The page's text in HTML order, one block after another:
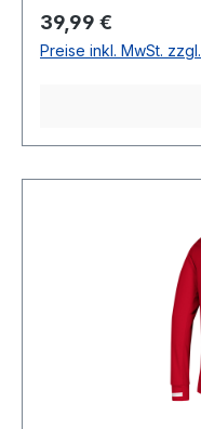
Regulärer Preis:
39,99 €
Preise inkl. MwSt.